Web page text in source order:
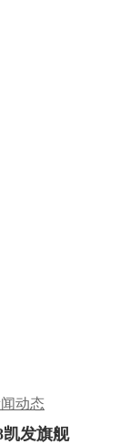
动态
发旗舰